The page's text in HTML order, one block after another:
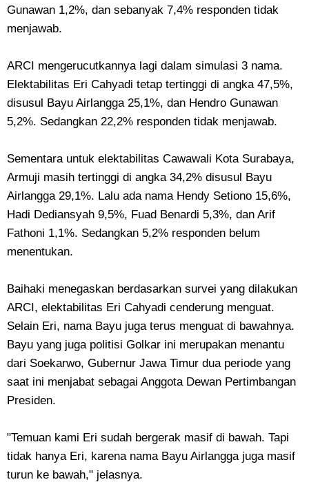
Gunawan 1,2%, dan sebanyak 7,4% responden tidak
menjawab.
ARCI mengerucutkannya lagi dalam simulasi 3 nama.
Elektabilitas Eri Cahyadi tetap tertinggi di angka 47,5%,
disusul Bayu Airlangga 25,1%, dan Hendro Gunawan
5,2%. Sedangkan 22,2% responden tidak menjawab.
Sementara untuk elektabilitas Cawawali Kota Surabaya,
Armuji masih tertinggi di angka 34,2% disusul Bayu
Airlangga 29,1%. Lalu ada nama Hendy Setiono 15,6%,
Hadi Dediansyah 9,5%, Fuad Benardi 5,3%, dan Arif
Fathoni 1,1%. Sedangkan 5,2% responden belum
menentukan.
Baihaki menegaskan berdasarkan survei yang dilakukan
ARCI, elektabilitas Eri Cahyadi cenderung menguat.
Selain Eri, nama Bayu juga terus menguat di bawahnya.
Bayu yang juga politisi Golkar ini merupakan menantu
dari Soekarwo, Gubernur Jawa Timur dua periode yang
saat ini menjabat sebagai Anggota Dewan Pertimbangan
Presiden.
"Temuan kami Eri sudah bergerak masif di bawah. Tapi
tidak hanya Eri, karena nama Bayu Airlangga juga masif
turun ke bawah," jelasnya.